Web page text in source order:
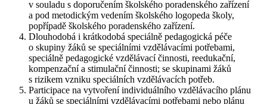
v souladu s doporučením školského poradenského zařízení
a pod metodickým vedením školského logopeda školy,
popřípadě školského poradenského zařízení.
Dlouhodobá i krátkodobá speciálně pedagogická péče
o skupiny žáků se speciálními vzdělávacími potřebami,
speciálně pedagogické vzdělávací činnosti, reedukační,
kompenzační a stimulační činnosti; se skupinami žáků
s rizikem vzniku speciálních vzdělávacích potřeb.
Participace na vytvoření individuálního vzdělávacího plánu
u žáků se speciálními vzdělávacími potřebami nebo plánu